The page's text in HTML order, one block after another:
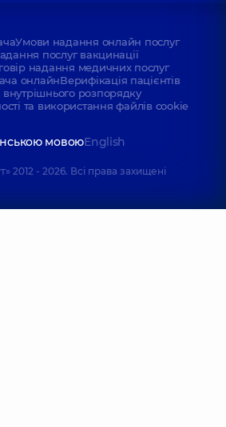
Умови надання онлайн послуг
послуг вакцинації
надання медичних послуг
онлайнВерифікація пацієнтів
розпорядку
та використання файлів cookie
мовоюEnglish
2012 - 2026. Всі права захищені